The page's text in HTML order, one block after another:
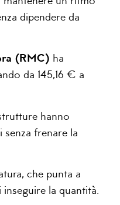
dipendere da
(RMC) ha
da 145,16 € a
hanno
senza frenare la
che punta a
la quantità.